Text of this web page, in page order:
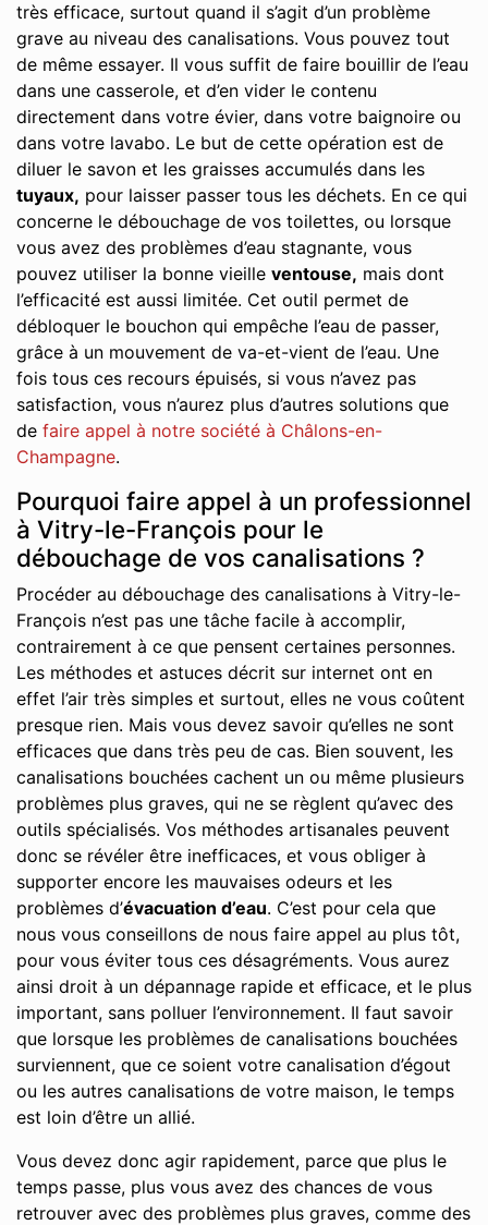
très efficace, surtout quand il s’agit d’un problème
grave au niveau des canalisations. Vous pouvez tout
de même essayer. Il vous suffit de faire bouillir de l’eau
dans une casserole, et d’en vider le contenu
directement dans votre évier, dans votre baignoire ou
dans votre lavabo. Le but de cette opération est de
diluer le savon et les graisses accumulés dans les
tuyaux, pour laisser passer tous les déchets. En ce qui
concerne le débouchage de vos toilettes, ou lorsque
vous avez des problèmes d’eau stagnante, vous
pouvez utiliser la bonne vieille ventouse, mais dont
l’efficacité est aussi limitée. Cet outil permet de
débloquer le bouchon qui empêche l’eau de passer,
grâce à un mouvement de va-et-vient de l’eau. Une
fois tous ces recours épuisés, si vous n’avez pas
satisfaction, vous n’aurez plus d’autres solutions que
de faire appel à notre société à Châlons-en-
Champagne.
Pourquoi faire appel à un professionnel
à Vitry-le-François pour le
débouchage de vos canalisations ?
Procéder au débouchage des canalisations à Vitry-le-
François n’est pas une tâche facile à accomplir,
contrairement à ce que pensent certaines personnes.
Les méthodes et astuces décrit sur internet ont en
effet l’air très simples et surtout, elles ne vous coûtent
presque rien. Mais vous devez savoir qu’elles ne sont
efficaces que dans très peu de cas. Bien souvent, les
canalisations bouchées cachent un ou même plusieurs
problèmes plus graves, qui ne se règlent qu’avec des
outils spécialisés. Vos méthodes artisanales peuvent
donc se révéler être inefficaces, et vous obliger à
supporter encore les mauvaises odeurs et les
problèmes d’évacuation d’eau. C’est pour cela que
nous vous conseillons de nous faire appel au plus tôt,
pour vous éviter tous ces désagréments. Vous aurez
ainsi droit à un dépannage rapide et efficace, et le plus
important, sans polluer l’environnement. Il faut savoir
que lorsque les problèmes de canalisations bouchées
surviennent, que ce soient votre canalisation d’égout
ou les autres canalisations de votre maison, le temps
est loin d’être un allié.
Vous devez donc agir rapidement, parce que plus le
temps passe, plus vous avez des chances de vous
retrouver avec des problèmes plus graves, comme des